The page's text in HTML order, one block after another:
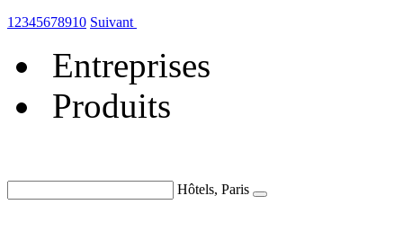
1 2345678910 Suivant
Entreprises
Produits
Hôtels, Paris